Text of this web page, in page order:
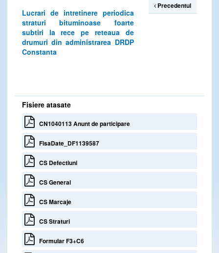
Lucrari de intretinere periodica
straturi bituminoase foarte
subtiri la rece pe reteaua de
drumuri din administrarea DRDP
Constanta
Precedentul
Fisiere atasate
CN1040113 Anunt de participare
FisaDate_DF1139587
CS Defectiuni
CS General
CS Marcaje
CS Straturi
Formular F3+C6